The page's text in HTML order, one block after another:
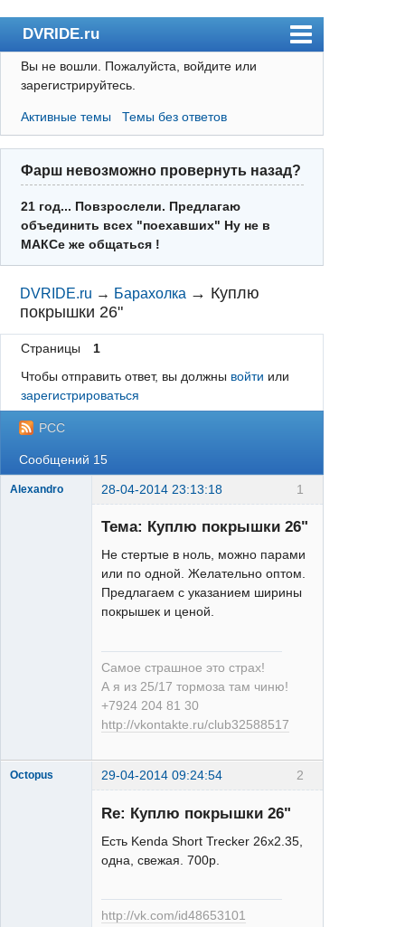
DVRIDE.ru
Форум
Пользователи
Правила
Поиск
Регистрация
Вход
Вы не вошли. Пожалуйста, войдите или
зарегистрируйтесь.
Активные темы Темы без ответов
Фарш невозможно провернуть назад?
21 год... Повзрослели. Предлагаю
объединить всех "поехавших" Ну не в
МАКСе же общаться !
DVRIDE.ru → Барахолка → Куплю
покрышки 26"
Страницы
1
Чтобы отправить ответ, вы должны войти или
зарегистрироваться
РСС
Сообщений 15
1
Alexandro 28-04-2014 23:13:18
Тема: Куплю покрышки 26"
Не стертые в ноль, можно парами
или по одной. Желательно оптом.
Предлагаем с указанием ширины
покрышек и ценой.
Самое страшное это страх!
А я из 25/17 тормоза там чиню!
+7924 204 81 30
http://vkontakte.ru/club32588517
2
Octopus 29-04-2014 09:24:54
Re: Куплю покрышки 26"
Есть Kenda Short Trecker 26х2.35,
одна, свежая. 700р.
http://vk.com/id48653101